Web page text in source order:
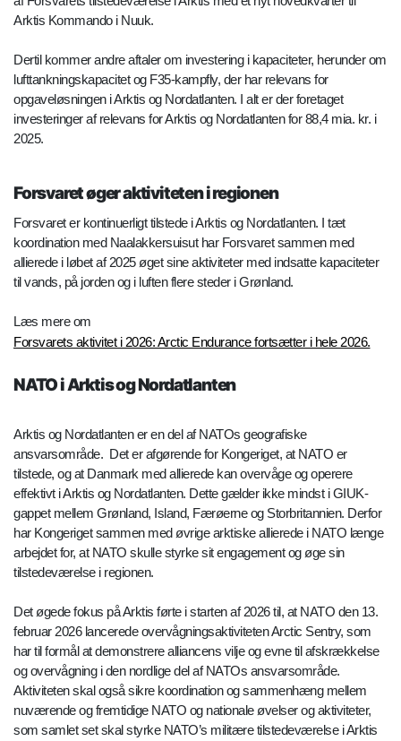
Arktis Kommando i Nuuk.
Dertil kommer andre aftaler om investering i kapaciteter, herunder om
lufttankningskapacitet og F35-kampfly, der har relevans for
opgaveløsningen i Arktis og Nordatlanten. I alt er der foretaget
investeringer af relevans for Arktis og Nordatlanten for 88,4 mia. kr. i
2025.
Forsvaret øger aktiviteten i regionen
Forsvaret er kontinuerligt tilstede i Arktis og Nordatlanten. I tæt
koordination med Naalakkersuisut har Forsvaret sammen med
allierede i løbet af 2025 øget sine aktiviteter med indsatte kapaciteter
til vands, på jorden og i luften flere steder i Grønland.
Læs mere om
Forsvarets aktivitet i 2026: Arctic Endurance fortsætter i hele 2026.
NATO i Arktis og Nordatlanten
Arktis og Nordatlanten er en del af NATOs geografiske
ansvarsområde. Det er afgørende for Kongeriget, at NATO er
tilstede, og at Danmark med allierede kan overvåge og operere
effektivt i Arktis og Nordatlanten. Dette gælder ikke mindst i GIUK-
gappet mellem Grønland, Island, Færøerne og Storbritannien. Derfor
har Kongeriget sammen med øvrige arktiske allierede i NATO længe
arbejdet for, at NATO skulle styrke sit engagement og øge sin
tilstedeværelse i regionen.
Det øgede fokus på Arktis førte i starten af 2026 til, at NATO den 13.
februar 2026 lancerede overvågningsaktiviteten Arctic Sentry, som
har til formål at demonstrere alliancens vilje og evne til afskrækkelse
og overvågning i den nordlige del af NATOs ansvarsområde.
Aktiviteten skal også sikre koordination og sammenhæng mellem
nuværende og fremtidige NATO og nationale øvelser og aktiviteter,
som samlet set skal styrke NATO’s militære tilstedeværelse i Arktis